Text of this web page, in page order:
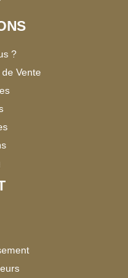
?
Vente